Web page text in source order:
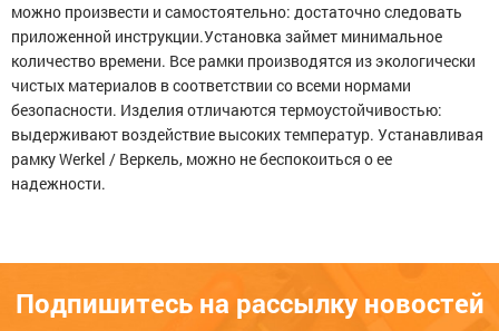
Серия Fiore Рамка на 2 поста (серо-коричневый)
57 113
ЦБ-00067798
Опыт использования
Меньше месяца
Больше года
Качество
Функциональность
Достоинства 600
можно произвести и самостоятельно: достаточно следовать
приложенной инструкции.Установка займет минимальное
количество времени. Все рамки производятся из экологически
чистых материалов в соответствии со всеми нормами
безопасности. Изделия отличаются термоустойчивостью:
выдерживают воздействие высоких температур. Устанавливая
рамку Werkel / Веркель, можно не беспокоиться о ее
надежности.
Подпишитесь на рассылку новостей